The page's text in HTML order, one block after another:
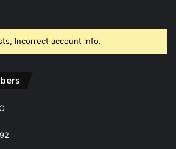
Incorrect account info.